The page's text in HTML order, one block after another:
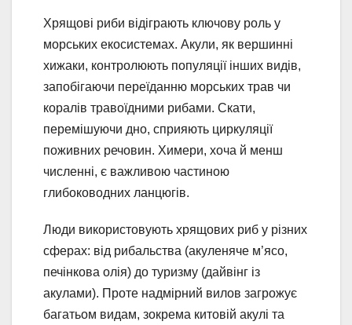
Хрящові риби відіграють ключову роль у
морських екосистемах. Акули, як вершинні
хижаки, контролюють популяції інших видів,
запобігаючи переїданню морських трав чи
коралів травоїдними рибами. Скати,
перемішуючи дно, сприяють циркуляції
поживних речовин. Химери, хоча й менш
численні, є важливою частиною
глибоководних ланцюгів.
Люди використовують хрящових риб у різних
сферах: від рибальства (акуленяче м’ясо,
печінкова олія) до туризму (дайвінг із
акулами). Проте надмірний вилов загрожує
багатьом видам, зокрема китовій акулі та